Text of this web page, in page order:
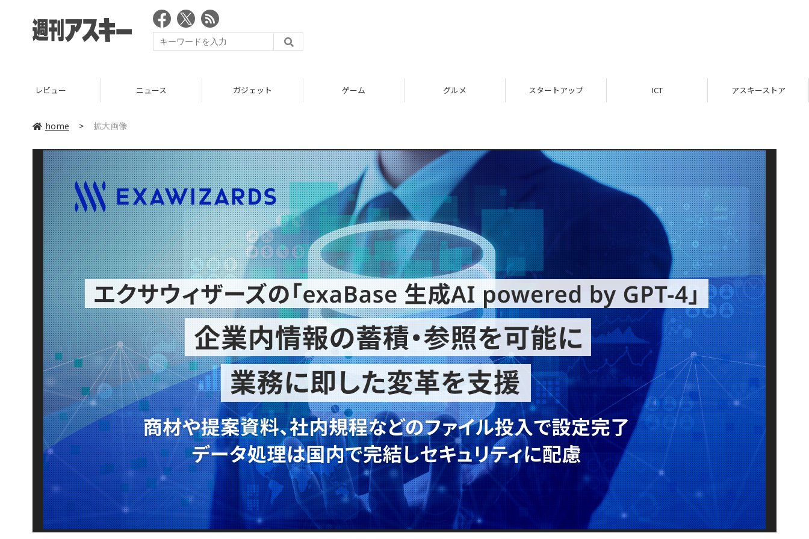
レビュー ニュース ガジェット ゲーム グルメ スタートアップ ICT アスキーストア
home > 拡大画像